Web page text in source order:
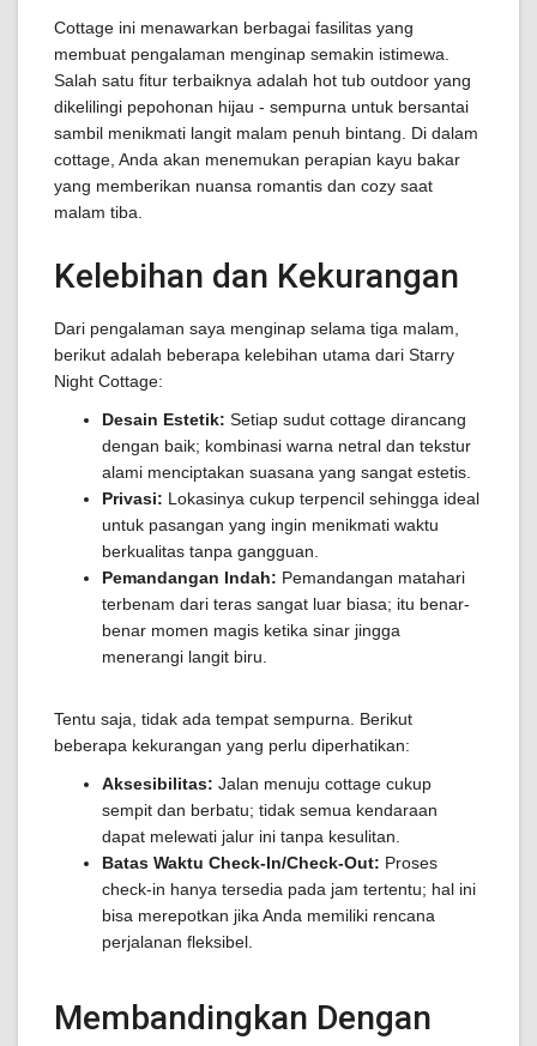
Cottage ini menawarkan berbagai fasilitas yang
membuat pengalaman menginap semakin istimewa.
Salah satu fitur terbaiknya adalah hot tub outdoor yang
dikelilingi pepohonan hijau - sempurna untuk bersantai
sambil menikmati langit malam penuh bintang. Di dalam
cottage, Anda akan menemukan perapian kayu bakar
yang memberikan nuansa romantis dan cozy saat
malam tiba.
Kelebihan dan Kekurangan
Dari pengalaman saya menginap selama tiga malam,
berikut adalah beberapa kelebihan utama dari Starry
Night Cottage:
Desain Estetik: Setiap sudut cottage dirancang
dengan baik; kombinasi warna netral dan tekstur
alami menciptakan suasana yang sangat estetis.
Privasi: Lokasinya cukup terpencil sehingga ideal
untuk pasangan yang ingin menikmati waktu
berkualitas tanpa gangguan.
Pemandangan Indah: Pemandangan matahari
terbenam dari teras sangat luar biasa; itu benar-
benar momen magis ketika sinar jingga
menerangi langit biru.
Tentu saja, tidak ada tempat sempurna. Berikut
beberapa kekurangan yang perlu diperhatikan:
Aksesibilitas: Jalan menuju cottage cukup
sempit dan berbatu; tidak semua kendaraan
dapat melewati jalur ini tanpa kesulitan.
Batas Waktu Check-In/Check-Out: Proses
check-in hanya tersedia pada jam tertentu; hal ini
bisa merepotkan jika Anda memiliki rencana
perjalanan fleksibel.
Membandingkan Dengan